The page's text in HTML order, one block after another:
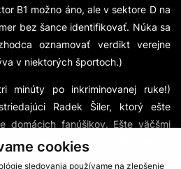
cookies
sledovania používame na zlepšenie
B1 možno áno, ale v sektore D na
bez šance identifikovať. Núka sa
oznamovať verdikt verejne
v niektorých športoch.)
minúty po inkriminovanej ruke!)
Radek Šiler, ktorý ešte
domácich fanúšikov. Ešte väčšmi
estónsky stredopoliar Kevor
fotiť pre klubového fotografa v